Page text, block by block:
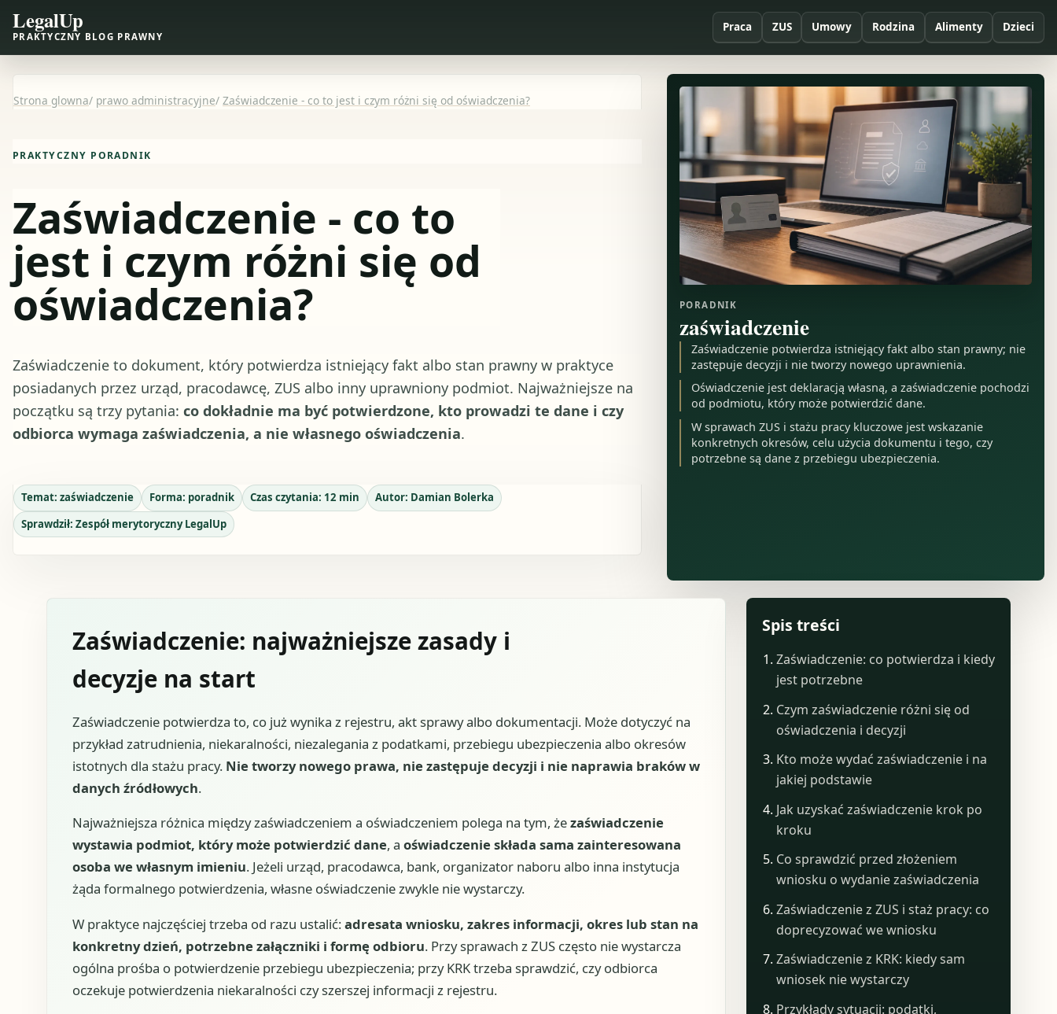
LegalUp
PRAKTYCZNY BLOG PRAWNY
Praca ZUS Umowy Rodzina Alimenty Dzieci
Strona glowna/ prawo administracyjne/ Zaświadczenie - co to jest i czym różni się od oświadczenia?
PRAKTYCZNY PORADNIK
Zaświadczenie - co to
jest i czym różni się od
oświadczenia?
Zaświadczenie to dokument, który potwierdza istniejący fakt albo stan prawny w praktyce
posiadanych przez urząd, pracodawcę, ZUS albo inny uprawniony podmiot. Najważniejsze na
początku są trzy pytania: co dokładnie ma być potwierdzone, kto prowadzi te dane i czy
odbiorca wymaga zaświadczenia, a nie własnego oświadczenia.
Temat: zaświadczenie Forma: poradnik Czas czytania: 12 min Autor: Damian Bolerka
Sprawdził: Zespół merytoryczny LegalUp
PORADNIK
zaświadczenie
Zaświadczenie potwierdza istniejący fakt albo stan prawny; nie
zastępuje decyzji i nie tworzy nowego uprawnienia.
Oświadczenie jest deklaracją własną, a zaświadczenie pochodzi
od podmiotu, który może potwierdzić dane.
W sprawach ZUS i stażu pracy kluczowe jest wskazanie
konkretnych okresów, celu użycia dokumentu i tego, czy
potrzebne są dane z przebiegu ubezpieczenia.
Zaświadczenie: najważniejsze zasady i
decyzje na start
Zaświadczenie potwierdza to, co już wynika z rejestru, akt sprawy albo dokumentacji. Może dotyczyć na
przykład zatrudnienia, niekaralności, niezalegania z podatkami, przebiegu ubezpieczenia albo okresów
istotnych dla stażu pracy. Nie tworzy nowego prawa, nie zastępuje decyzji i nie naprawia braków w
danych źródłowych.
Najważniejsza różnica między zaświadczeniem a oświadczeniem polega na tym, żezaświadczenie
wystawia podmiot, który może potwierdzić dane, a oświadczenie składa sama zainteresowana
osoba we własnym imieniu. Jeżeli urząd, pracodawca, bank, organizator naboru albo inna instytucja
żąda formalnego potwierdzenia, własne oświadczenie zwykle nie wystarczy.
W praktyce najczęściej trzeba od razu ustalić:adresata wniosku, zakres informacji, okres lub stan na
konkretny dzień, potrzebne załączniki i formę odbioru. Przy sprawach z ZUS często nie wystarcza
ogólna prośba o potwierdzenie przebiegu ubezpieczenia; przy KRK trzeba sprawdzić, czy odbiorca
oczekuje potwierdzenia niekaralności czy szerszej informacji z rejestru.
Spis treści
Zaświadczenie: co potwierdza i kiedy
jest potrzebne
Czym zaświadczenie różni się od
oświadczenia i decyzji
Kto może wydać zaświadczenie i na
jakiej podstawie
Jak uzyskać zaświadczenie krok po
kroku
Co sprawdzić przed złożeniem
wniosku o wydanie zaświadczenia
Zaświadczenie z ZUS i staż pracy: co
doprecyzować we wniosku
Zaświadczenie z KRK: kiedy sam
wniosek nie wystarczy
Przykłady sytuacji: podatki,